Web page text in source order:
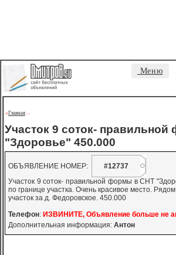
Меню
->Главная - -
Участок 9 соток-
"Здоровье" 450.000
ОБЪЯВЛЕНИЕ НОМЕР:
#12737
Участок 9 соток- правильной формы в СНТ
по границе участка. Очень красивое место.
участок за д. Федоровское. 450.000
Телефон: ИЗВИНИТЕ, Объявление больше не
Дополнительная информация: Антон